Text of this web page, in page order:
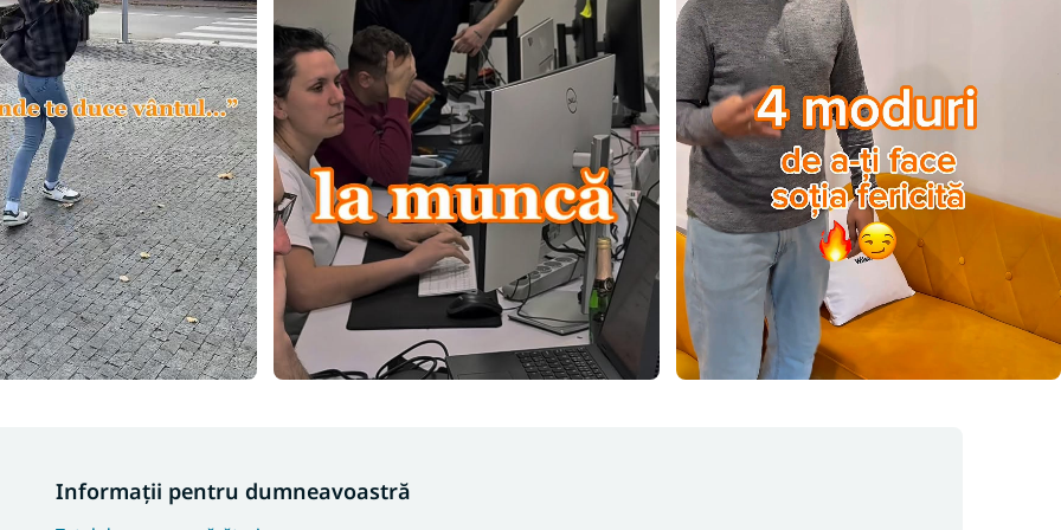
Informații pentru dumneavoastră